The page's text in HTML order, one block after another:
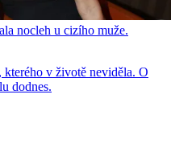
nocleh u cizího muže.
v životě neviděla. O
dodnes.